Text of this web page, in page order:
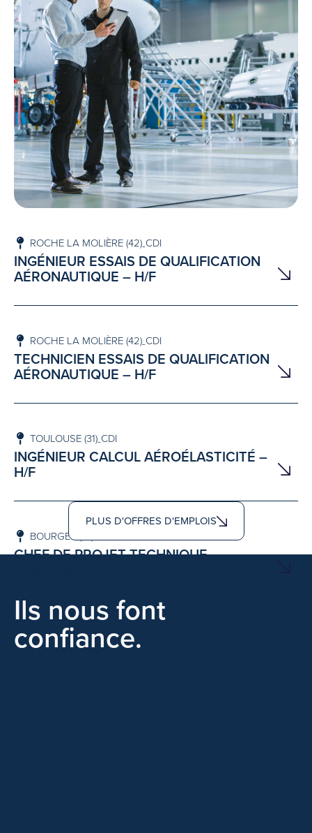
ROCHE LA MOLIÈRE (42)-CDI
INGÉNIEUR ESSAIS DE QUALIFICATION
AÉRONAUTIQUE – H/F
ROCHE LA MOLIÈRE (42)-CDI
TECHNICIEN ESSAIS DE QUALIFICATION
AÉRONAUTIQUE – H/F
TOULOUSE (31)-CDI
INGÉNIEUR CALCUL AÉROÉLASTICITÉ –
H/F
BOURGES (18)-CDI
CHEF DE PROJET TECHNIQUE
PLUS D'OFFRES D'EMPLOIS
Ils nous font
confiance.